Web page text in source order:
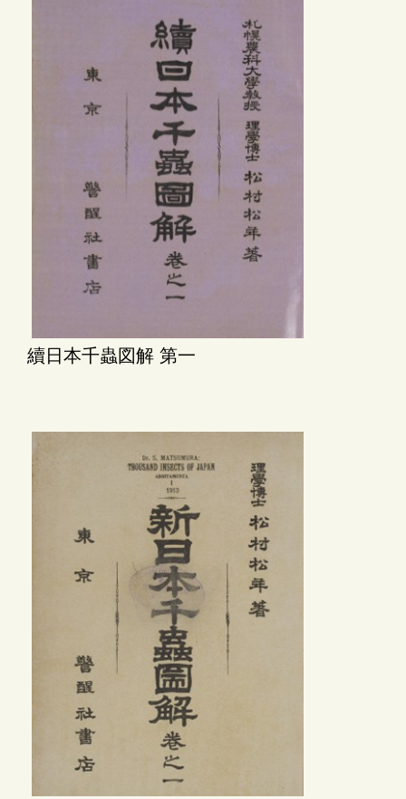
續日本千蟲図解 第一